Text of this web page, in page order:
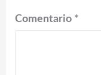
Comentario *